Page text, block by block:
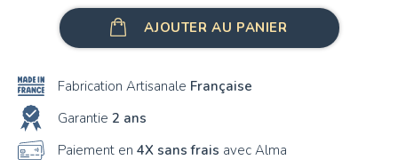
AJOUTER AU PANIER
Fabrication Artisanale Française
Garantie 2 ans
Paiement en 4X sans frais avec Alma